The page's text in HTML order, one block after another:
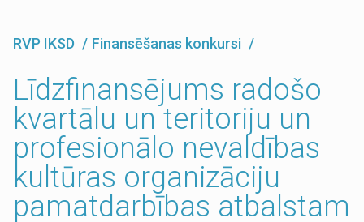
RVP IKSD Finansēšanas konkursi
Līdzfinansējums radošo
kvartālu un teritoriju un
profesionālo nevaldības
kultūras organizāciju
pamatdarbības atbalstam